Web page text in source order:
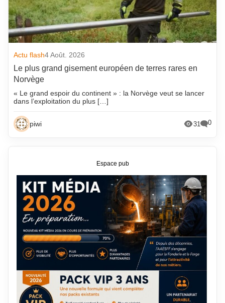
Actu flash4 Août. 2026
Le plus grand gisement européen de terres rares en
Norvège
« Le grand espoir du continent » : la Norvège veut se lancer
dans l’exploitation du plus […]
piwi 31 0
Espace pub